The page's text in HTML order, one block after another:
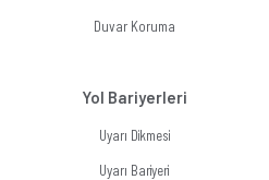
Duvar Koruma
Yol Bariyerleri
Uyarı Dikmesi
Uyarı Bariyeri